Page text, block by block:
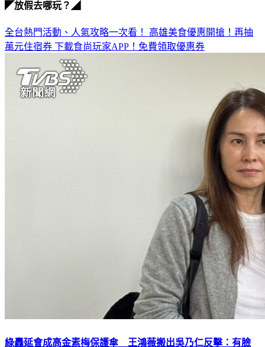
◤放假去哪玩？◢
全台熱門活動、人氣攻略一次看！ 高雄美食優惠開搶！再抽
萬元住宿券 下載食尚玩家APP！免費領取優惠券
綠轟延會成高金素梅保護傘 王鴻薇搬出吳乃仁反擊：有臉